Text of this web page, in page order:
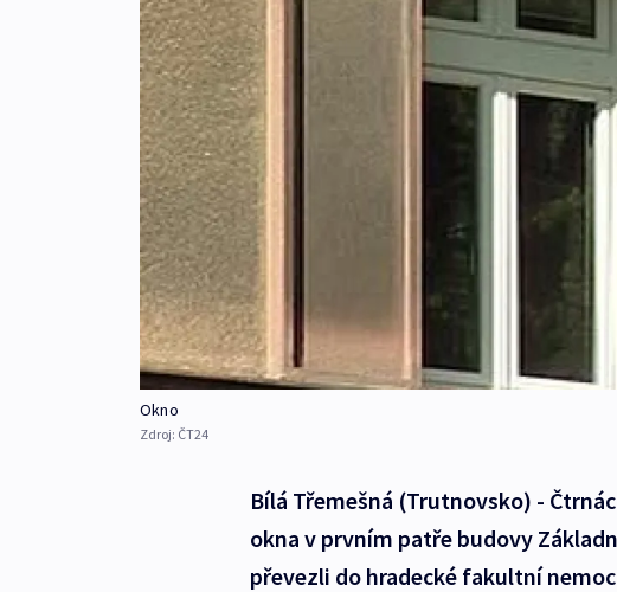
Okno
Zdroj: ČT24
Bílá Třemešná (Trutnovsko) -
okna v prvním patře budovy
převezli do hradecké fakultní